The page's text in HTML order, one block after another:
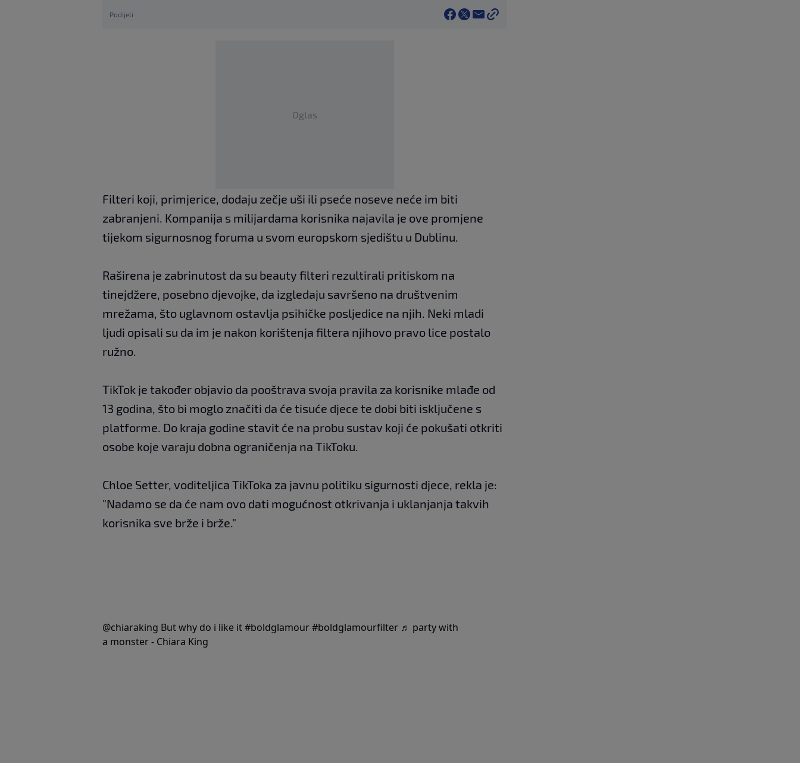
Podijeli
Oglas
Filteri koji, primjerice, dodaju zečje uši ili pseće noseve neće im biti
zabranjeni. Kompanija s milijardama korisnika najavila je ove promjene
tijekom sigurnosnog foruma u svom europskom sjedištu u Dublinu.
Raširena je zabrinutost da su beauty filteri rezultirali pritiskom na
tinejdžere, posebno djevojke, da izgledaju savršeno na društvenim
mrežama, što uglavnom ostavlja psihičke posljedice na njih. Neki mladi
ljudi opisali su da im je nakon korištenja filtera njihovo pravo lice postalo
ružno.
TikTok je također objavio da pooštrava svoja pravila za korisnike mlađe od
13 godina, što bi moglo značiti da će tisuće djece te dobi biti isključene s
platforme. Do kraja godine stavit će na probu sustav koji će pokušati otkriti
osobe koje varaju dobna ograničenja na TikToku.
Chloe Setter, voditeljica TikToka za javnu politiku sigurnosti djece, rekla je:
"Nadamo se da će nam ovo dati mogućnost otkrivanja i uklanjanja takvih
korisnika sve brže i brže."
@chiaraking But why do i like it#boldglamour#boldglamourfilter ♬ party with
a monster - Chiara King